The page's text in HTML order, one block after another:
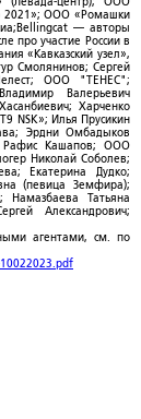
2021»; ООО «Ромашки
— авторы
про участие России в
«Кавказский узел»,
Смолянинов; Сергей
ООО "ТЕНЕС";
Валерьевич
Харченко
NSK»; Илья Прусикин
Эрдни Омбадыков
Рафис Кашапов; ООО
Николай Соболев;
Екатерина Дудко;
(певица Земфира);
Намазбаева Татьяна
Александрович;
агентами, см. по